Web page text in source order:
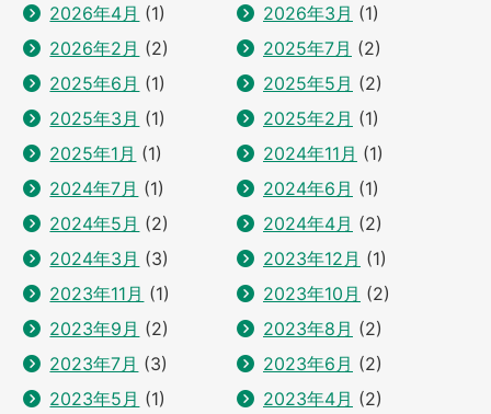
2026年4月 (1) 2026年3月 (1)
2026年2月 (2) 2025年7月 (2)
2025年6月 (1) 2025年5月 (2)
2025年3月 (1) 2025年2月 (1)
2025年1月 (1) 2024年11月 (1)
2024年7月 (1) 2024年6月 (1)
2024年5月 (2) 2024年4月 (2)
2024年3月 (3) 2023年12月 (1)
2023年11月 (1) 2023年10月 (2)
2023年9月 (2) 2023年8月 (2)
2023年7月 (3) 2023年6月 (2)
2023年5月 (1) 2023年4月 (2)